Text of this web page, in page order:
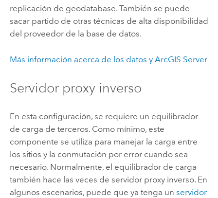
replicación de geodatabase. También se puede
sacar partido de otras técnicas de alta disponibilidad
del proveedor de la base de datos.
Más información acerca de los datos y ArcGIS Server
Servidor proxy inverso
En esta configuración, se requiere un equilibrador
de carga de terceros. Como mínimo, este
componente se utiliza para manejar la carga entre
los sitios y la conmutación por error cuando sea
necesario. Normalmente, el equilibrador de carga
también hace las veces de servidor proxy inverso. En
algunos escenarios, puede que ya tenga un servidor